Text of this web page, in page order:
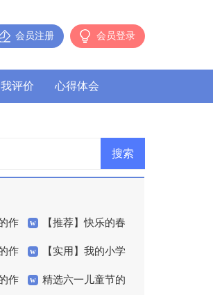
会员登录
会员注册
评价 心得体会
作 【推荐】快乐的春
节小学作文四篇
作 【实用】我的小学
作文300字四篇
作 精选六一儿童节的